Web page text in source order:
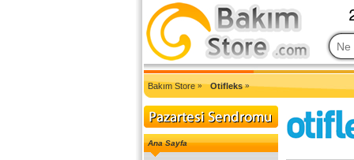
2007'den Beri Türkiye'nin En Güncel Bakım Ürünleri Eczane
Bakım Store» Otifleks»
Ana Sayfa